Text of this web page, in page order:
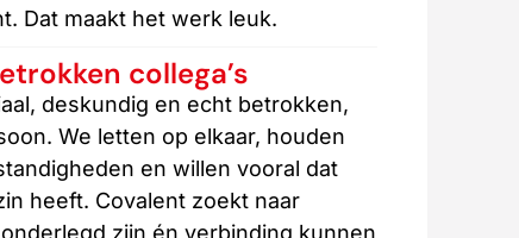
Dat maakt het werk leuk.
collega’s
deskundig en echt betrokken,
We letten op elkaar, houden
en willen vooral dat
heeft. Covalent zoekt naar
zijn én verbinding kunnen